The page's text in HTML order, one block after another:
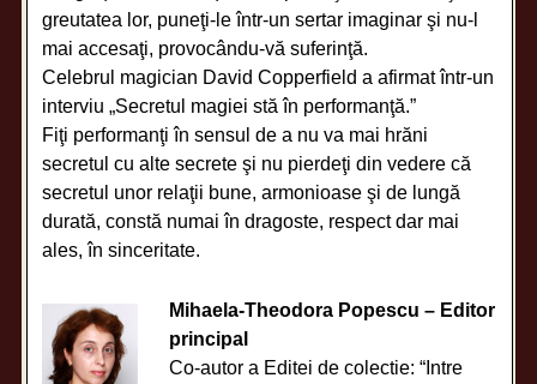
greutatea lor, puneţi-le într-un sertar imaginar şi nu-l
mai accesaţi, provocându-vă suferinţă.
Celebrul magician David Copperfield a afirmat într-un
interviu „Secretul magiei stă în performanţă.”
Fiţi performanţi în sensul de a nu va mai hrăni
secretul cu alte secrete şi nu pierdeţi din vedere că
secretul unor relaţii bune, armonioase şi de lungă
durată, constă numai în dragoste, respect dar mai
ales, în sinceritate.
Mihaela-Theodora Popescu – Editor
principal
Co-autor a Editei de colectie: “Intre